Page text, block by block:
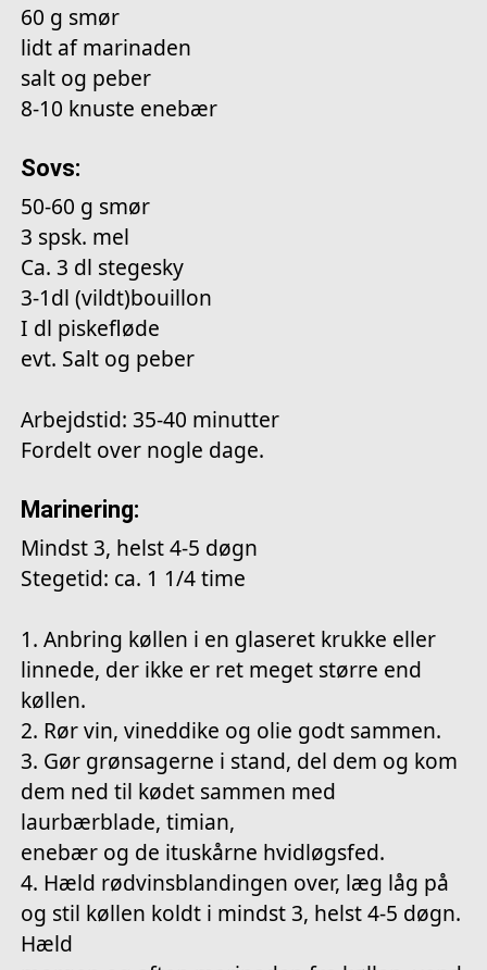
60 g smør
lidt af marinaden
salt og peber
8-10 knuste enebær
Sovs:
50-60 g smør
3 spsk. mel
Ca. 3 dl stegesky
3-1dl (vildt)bouillon
I dl piskefløde
evt. Salt og peber
Arbejdstid: 35-40 minutter
Fordelt over nogle dage.
Marinering:
Mindst 3, helst 4-5 døgn
Stegetid: ca. 1 1/4 time
1. Anbring køllen i en glaseret krukke eller
linnede, der ikke er ret meget større end
køllen.
2. Rør vin, vineddike og olie godt sammen.
3. Gør grønsagerne i stand, del dem og kom
dem ned til kødet sammen med
laurbærblade, timian,
enebær og de ituskårne hvidløgsfed.
4. Hæld rødvinsblandingen over, læg låg på
og stil køllen koldt i mindst 3, helst 4-5 døgn.
Hæld